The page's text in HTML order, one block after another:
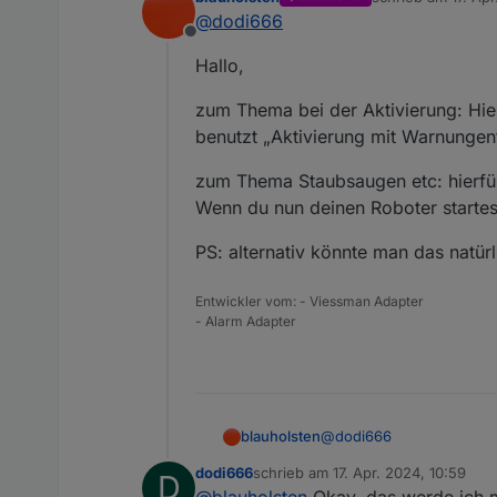
berücksichtigt.
Sprich, zum
einer gewissen Zeit
der Bewegungsmelder
gedacht?
@blauholsten: Was hältst
Sascha
Offline
zuletzt editiert
@dodi666
Hallo,
zum Thema bei der Aktivierung:
benutzt „Aktivierung mit
zum Thema Staubsaugen etc:
Wenn du nun deinen Roboter
PS: alternativ könnte man das
Entwickler vom: - Viessman Adapter
- Alarm Adapter
blauholsten@dodi666
Hallo,
D dodi666schrieb am 17. Apr. 2024, 10:59
zuletzt editiert von